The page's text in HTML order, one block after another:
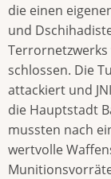
die einen
und
Terrornetzwerks
schlossen. Die
attackiert und
die Hauptstadt
mussten nach
wertvolle